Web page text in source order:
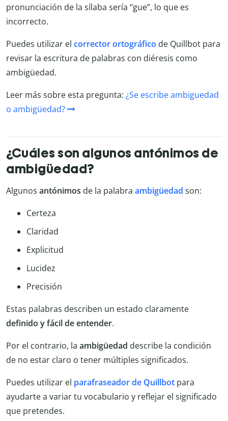
pronunciación de la sílaba sería “gue”, lo que es
incorrecto.
Puedes utilizar el corrector ortográfico de Quillbot para
revisar la escritura de palabras con diéresis como
ambigüedad.
Leer más sobre esta pregunta: ¿Se escribe ambiguedad
o ambigüedad?
¿Cuáles son algunos antónimos de
ambigüedad?
Algunos antónimos de la palabra ambigüedad son:
Certeza
Claridad
Explicitud
Lucidez
Precisión
Estas palabras describen un estado claramente
definido y fácil de entender.
Por el contrario, la ambigüedad describe la condición
de no estar claro o tener múltiples significados.
Puedes utilizar el parafraseador de Quillbot para
ayudarte a variar tu vocabulario y reflejar el significado
que pretendes.